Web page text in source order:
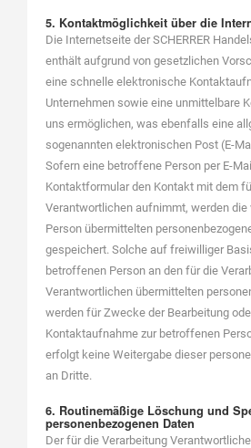
5. Kontaktmöglichkeit über die
Die Internetseite der SCHERRER
enthält aufgrund von gesetzlichen
eine schnelle elektronische
Unternehmen sowie eine unmittelbare
uns ermöglichen, was ebenfalls eine
sogenannten elektronischen Post (E-
Sofern eine betroffene Person per E-
Kontaktformular den Kontakt mit dem
Verantwortlichen aufnimmt, werden
Person übermittelten
gespeichert. Solche auf freiwilliger
betroffenen Person an den für die
Verantwortlichen übermittelten
werden für Zwecke der Bearbeitung
Kontaktaufnahme zur betroffenen
erfolgt keine Weitergabe dieser
an Dritte.
6. Routinemäßige Löschung und
personenbezogenen Daten
Der für die Verarbeitung